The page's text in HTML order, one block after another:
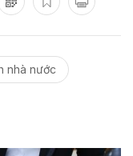
nhà nước